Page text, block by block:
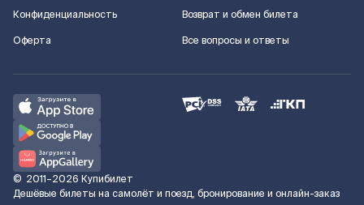
Конфиденциальность
Оферта
Возврат и обмен билета
Все вопросы и ответы
© 2011–2026 Купибилет
Дешёвые билеты на самолёт и поезд, бронирование и онлайн-заказ